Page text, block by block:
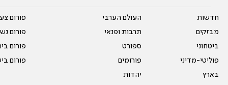
חדשות
מבזקים
ביטחוני
פוליטי-מדיני
בארץ
העולם הערבי
תרבות ופנאי
ספורט
פורומים
יהדות
פורום
פורום
פורום
פורום